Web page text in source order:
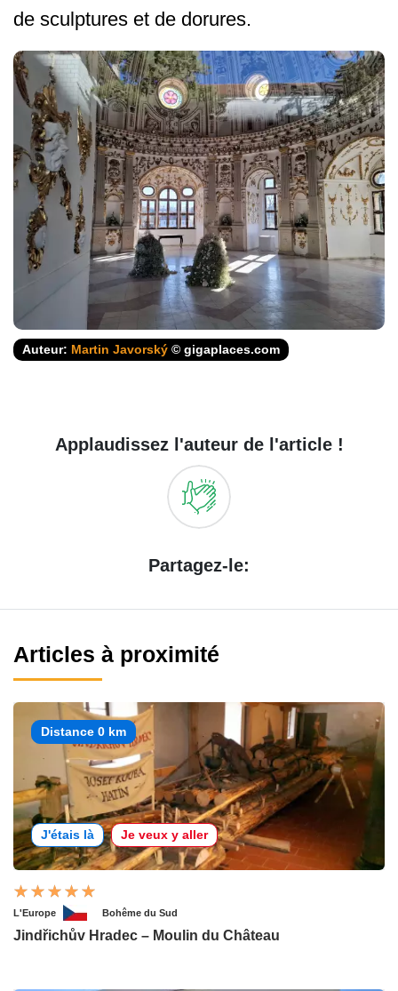
de sculptures et de dorures.
Auteur: Martin Javorský © gigaplaces.com
Applaudissez l'auteur de l'article !
Partagez-le:
Articles à proximité
Distance 0 km
J'étais là Je veux y aller
L'Europe Bohême du Sud
Jindřichův Hradec – Moulin du Château